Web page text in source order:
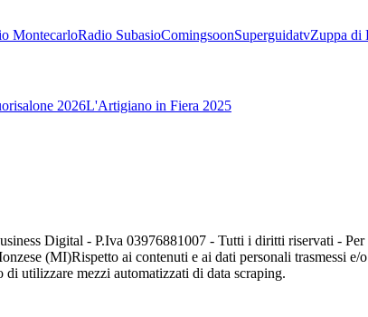
MontecarloRadio SubasioComingsoonSuperguidatvZuppa di
2026L'Artigiano in Fiera 2025
Digital - P.Iva 03976881007 - Tutti i diritti riservati -
(MI)Rispetto ai contenuti e ai dati personali trasmessi
utilizzare mezzi automatizzati di data scraping.